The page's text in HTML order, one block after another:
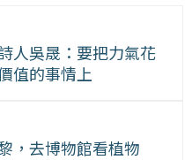
人吳晟：要把力氣花
值的事情上
，去博物館看植物